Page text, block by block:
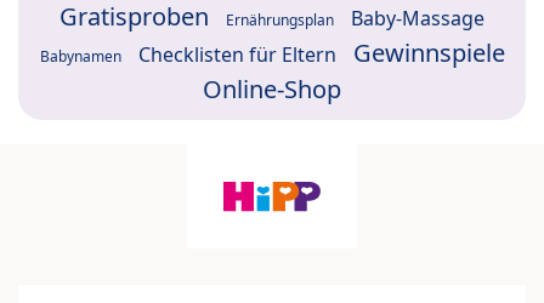
Gratisproben Ernährungsplan Baby-Massage
Babynamen Checklisten für Eltern
Gewinnspiele
Online-Shop